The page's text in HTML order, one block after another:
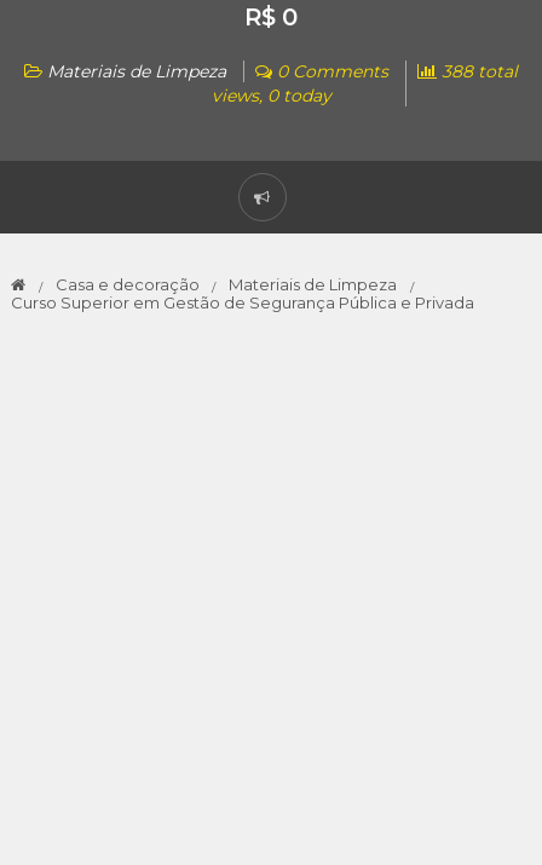
R$ 0
Materiais de Limpeza 0 Comments
388 total
views, 0 today
Casa e decoração
Materiais de Limpeza
Curso Superior em Gestão de Segurança Pública e Privada